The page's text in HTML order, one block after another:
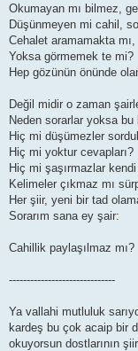
Okumayan mı bilmez,
Düşünmeyen mi cahil,
Cehalet aramamakta mı,
Yoksa görmemek te mi?
Hep gözünün önünde
Değil midir o zaman
Neden sorarlar yoksa bu
Hiç mi düşümezler
Hiç mi yoktur cevapları?
Hiç mi şaşırmazlar kendi
Kelimeler çıkmaz mı
Her şiir, yeni bir tad
Sorarım sana ey şair:
Cahillik paylaşılmaz mı?
------------------------------
Ya vallahi mutluluk
kardeş bu çok acaip bir
okuyorsun dostlarının